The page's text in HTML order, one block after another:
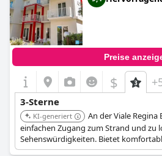
Preise
$
3-Sterne
KI-generiert
An der Viale Regina
einfachen Zugang zum Strand und zu
Sehenswürdigkeiten. Bietet
einladende Atmosphäre für einen